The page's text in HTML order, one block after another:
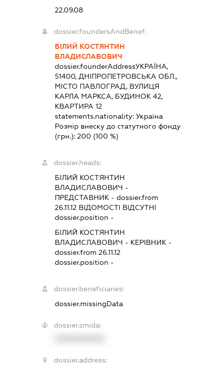
22.09.08
dossier.foundersAndBenef:
БІЛИЙ КОСТЯНТИН
ВЛАДИСЛАВОВИЧ
dossier.founderAddressУКРАЇНА,
51400, ДНІПРОПЕТРОВСЬКА ОБЛ.,
МІСТО ПАВЛОГРАД, ВУЛИЦЯ
КАРЛА МАРКСА, БУДИНОК 42,
КВАРТИРА 12
statements.nationality:Україна
Розмір внеску до статутного фонду
(грн.):200 (100 %)
dossier.heads:
БІЛИЙ КОСТЯНТИН
ВЛАДИСЛАВОВИЧ -
ПРЕДСТАВНИК - dossier.from
26.11.12 ВІДОМОСТІ ВІДСУТНІ
dossier.position -
БІЛИЙ КОСТЯНТИН
ВЛАДИСЛАВОВИЧ - КЕРІВНИК -
dossier.from 26.11.12
dossier.position -
dossier.beneficiaries:
dossier.missingData
dossier.smida:
dossier.address: